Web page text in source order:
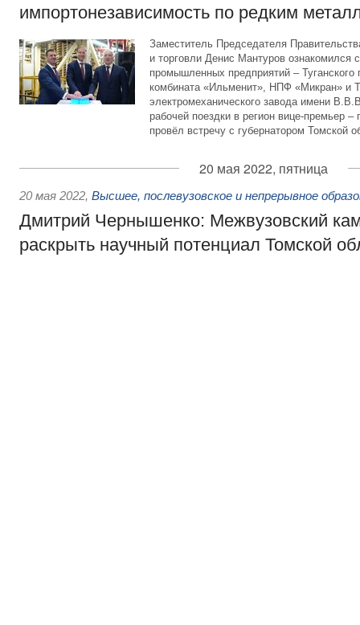
импортонезависимость по редким
Заместитель Председателя
и торговли Денис Мантуров ознакомился
промышленных предприятий – Туганского
комбината «Ильменит», НПФ «Микран» и
электромеханического завода имени
рабочей поездки в регион вице-премьер
провёл встречу с губернатором Томской
20 мая 2022, пятница
20 мая 2022, Высшее, послевузовское и непрерывное
Дмитрий Чернышенко: Межвузовский
раскрыть научный потенциал Томской